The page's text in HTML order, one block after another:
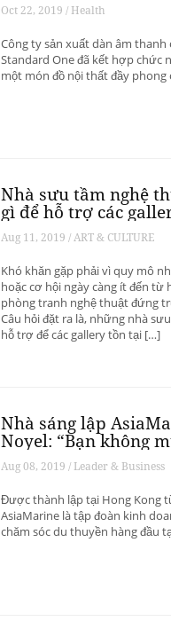
Oct 22, 2019 / Health
Công ty sản xuất dàn âm
Standard One đã kết hợp chức
một món đồ nội thất đầy phong
Nhà sưu tầm nghệ
gì để hỗ trợ các
phát triển? – Phần 1
Aug 11, 2019 / ART & CULTURE
Khó khăn gặp phải vì quy mô
hoặc cơ hội ngày càng ít đến
phòng tranh nghệ thuật đứng
Câu hỏi đặt ra là, những nhà
hỗ trợ để các gallery tồn tại […]
Nhà sáng lập
Noyel: “Bạn không
để đầu tư sinh lời”
Aug 08, 2019 / Leader & Business
Được thành lập tại Hong Kong
AsiaMarine là tập đoàn kinh
chăm sóc du thuyền hàng đầu